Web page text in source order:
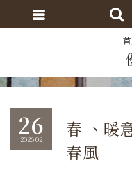
春 、暖
春風
26
2026.02